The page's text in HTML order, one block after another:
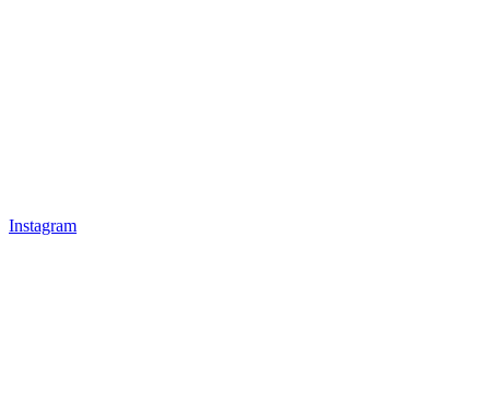
Instagram